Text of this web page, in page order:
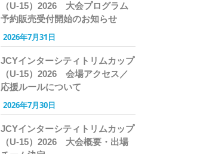
（U-15）2026 大会プログラム
予約販売受付開始のお知らせ
2026年7月31日
JCYインターシティトリムカップ
（U-15）2026 会場アクセス／
応援ルールについて
2026年7月30日
JCYインターシティトリムカップ
（U-15）2026 大会概要・出場